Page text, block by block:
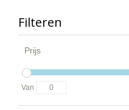
Filteren
Prijs
Van